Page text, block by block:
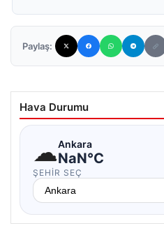
Paylaş:
Hava Durumu
☁Ankara
NaN°C
ŞEHIR SEÇ